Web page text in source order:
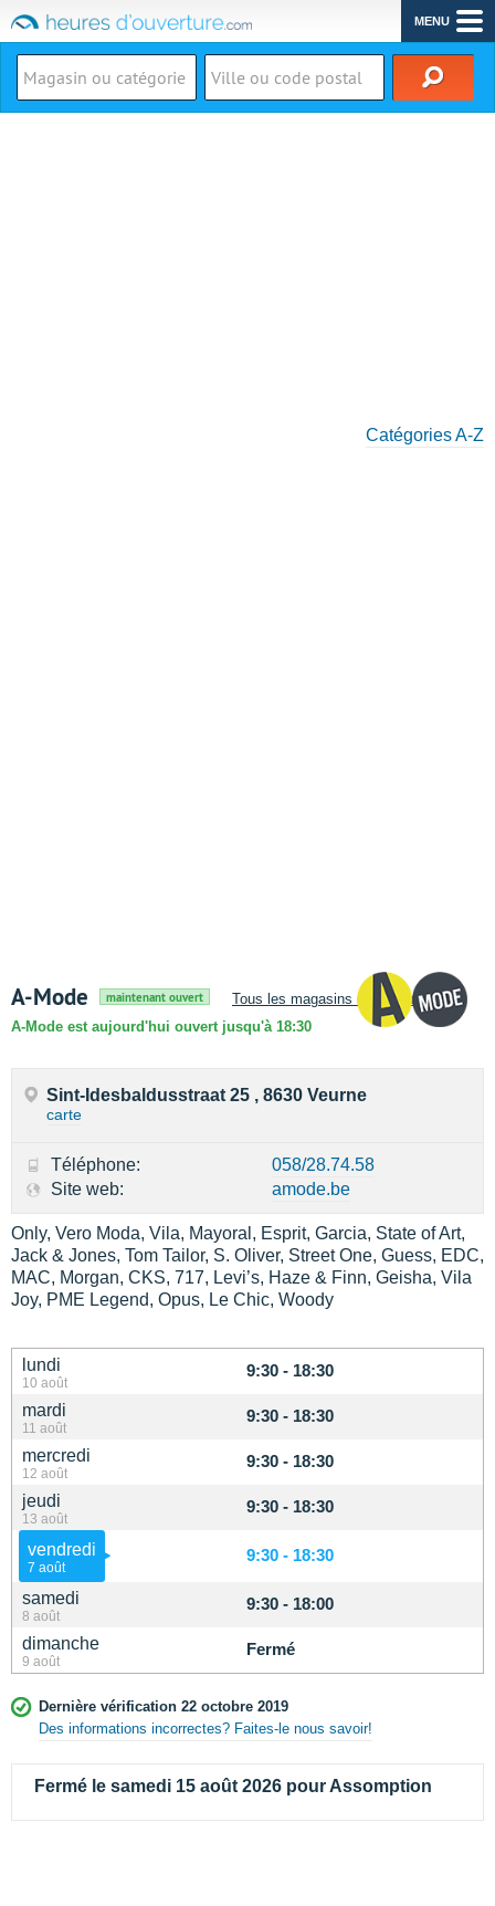
MENU
Catégories A-Z
A-Mode maintenant ouvert
Tous les magasins de A-Mode
A-Mode est aujourd'hui ouvert jusqu'à 18:30
lundi
10 août
9:30 - 18:30
mardi
11 août
9:30 - 18:30
mercredi
12 août
9:30 - 18:30
jeudi
13 août
9:30 - 18:30
vendredi
7 août
9:30 - 18:30
samedi
8 août
9:30 - 18:00
dimanche
9 août
Fermé
Dernière vérification 22 octobre 2019
Des informations incorrectes? Faites-le nous savoir!
Fermé le samedi 15 août 2026 pour Assomption
Sint-Idesbaldusstraat 25 , 8630 Veurne
carte
Téléphone:
058/28.74.58
Site web:
amode.be
Only, Vero Moda, Vila, Mayoral, Esprit, Garcia, State of Art,
Jack & Jones, Tom Tailor, S. Oliver, Street One, Guess, EDC,
MAC, Morgan, CKS, 717, Levi’s, Haze & Finn, Geisha, Vila
Joy, PME Legend, Opus, Le Chic, Woody